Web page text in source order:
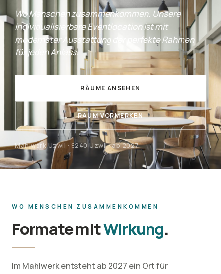
Wo Menschen zusammenkommen. Unsere
individualisierbare Eventlocation ist mit
modernster Ausstattung der perfekte Rahmen
für jeden Anlass.
RÄUME ANSEHEN
RAUM VORMERKEN
Mahlwerk Uzwil · 9240 Uzwil · ab 2027
WO MENSCHEN ZUSAMMENKOMMEN
Formate mitWirkung.
Im Mahlwerk entsteht ab 2027 ein Ort für